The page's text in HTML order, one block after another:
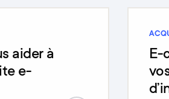
aider à
e-
E-